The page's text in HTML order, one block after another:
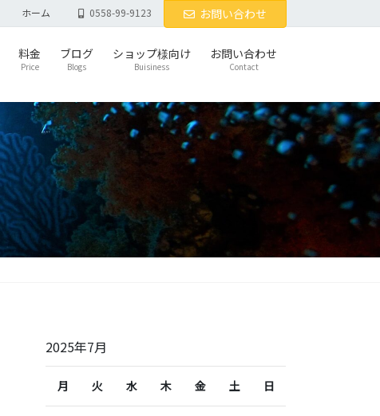
ホーム 0558-99-9123 お問い合わせ
料金
Price
ブログ
Blogs
ショップ様向け
Buisiness
お問い合わせ
Contact
2025年7月
月 火 水 木 金 土 日